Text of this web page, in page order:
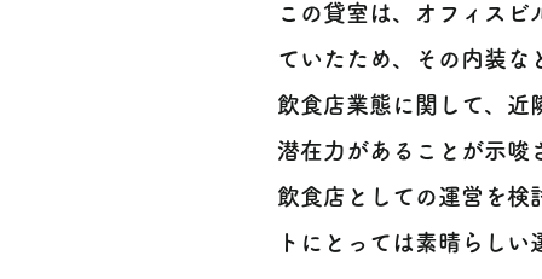
この貸室は、オフィス
ていたため、その内装な
飲食店業態に関して、近
潜在力があることが示唆
飲食店としての運営を検
トにとっては素晴らし